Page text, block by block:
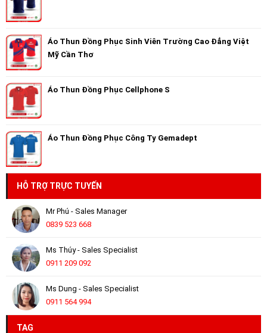
Áo Thun Đồng Phục Sinh Viên Trường Cao Đẳng Việt
Mỹ Cần Thơ
Áo Thun Đồng Phục Cellphone S
Áo Thun Đồng Phục Công Ty Gemadept
HỖ TRỢ TRỰC TUYẾN
Mr Phú - Sales Manager
0839 523 668
Ms Thúy - Sales Specialist
0911 209 092
Ms Dung - Sales Specialist
0911 564 994
TAG